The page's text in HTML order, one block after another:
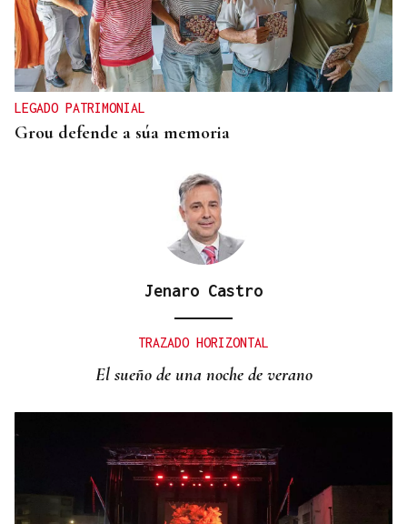
DIA DE GALICIA
Naturales de Galicia celebra el dia de la Patria
gallega venerando al Apóstol Santiago
LEGADO PATRIMONIAL
Grou defende a súa memoria
Jenaro Castro
TRAZADO HORIZONTAL
El sueño de una noche de verano